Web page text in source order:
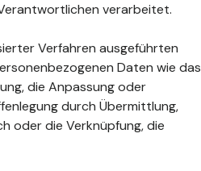
verarbeitet.
Verfahren ausgeführten
Daten wie das
die Anpassung oder
durch Übermittlung,
oder die Verknüpfung, die